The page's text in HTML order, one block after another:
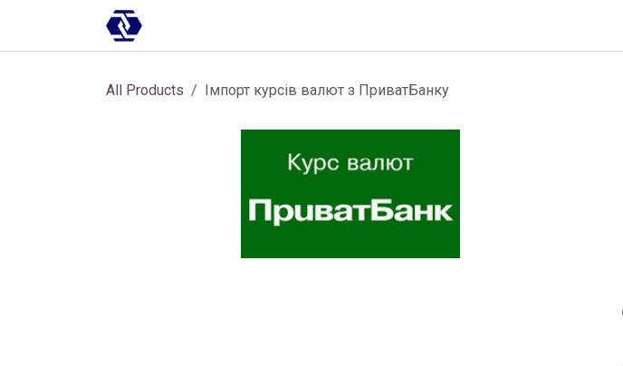
All Products Імпорт курсів валют з ПриватБанку